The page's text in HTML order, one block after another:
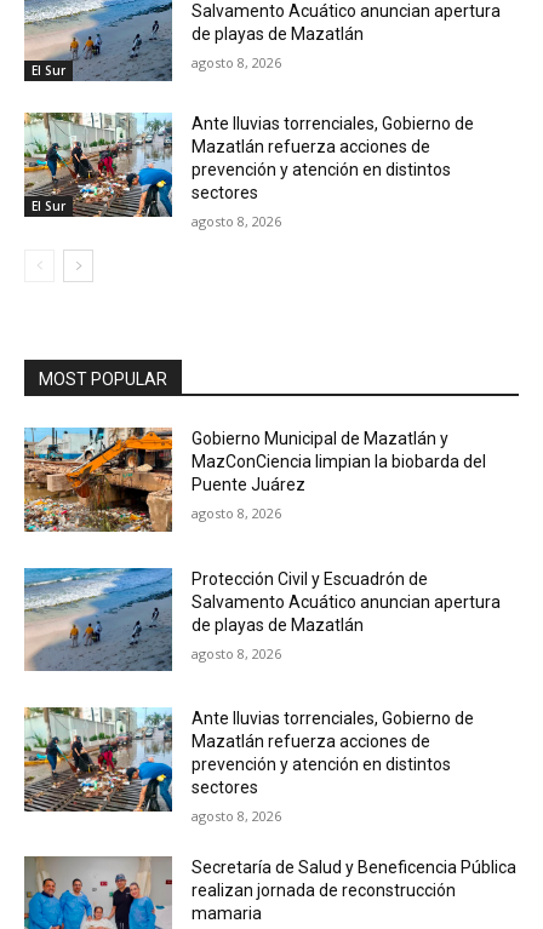
El Sur
Salvamento Acuático anuncian apertura
de playas de Mazatlán
agosto 8, 2026
El Sur
Ante lluvias torrenciales, Gobierno de
Mazatlán refuerza acciones de
prevención y atención en distintos
sectores
agosto 8, 2026
MOST POPULAR
Gobierno Municipal de Mazatlán y
MazConCiencia limpian la biobarda del
Puente Juárez
agosto 8, 2026
Protección Civil y Escuadrón de
Salvamento Acuático anuncian apertura
de playas de Mazatlán
agosto 8, 2026
Ante lluvias torrenciales, Gobierno de
Mazatlán refuerza acciones de
prevención y atención en distintos
sectores
agosto 8, 2026
Secretaría de Salud y Beneficencia Pública
realizan jornada de reconstrucción
mamaria